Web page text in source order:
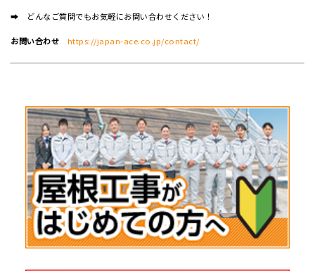
➡ どんなご質問でもお気軽にお問い合わせください！
お問い合わせ https://japan-ace.co.jp/contact/